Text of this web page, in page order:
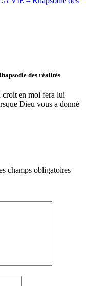
des réalités
croit en moi fera lui
Dieu vous a donné
champs obligatoires